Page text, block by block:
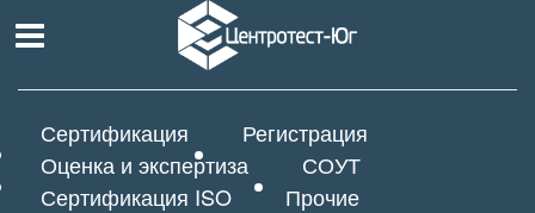
Сертификация
Регистрация
Оценка и экспертиза
СОУТ
Сертификация ISO
Прочие